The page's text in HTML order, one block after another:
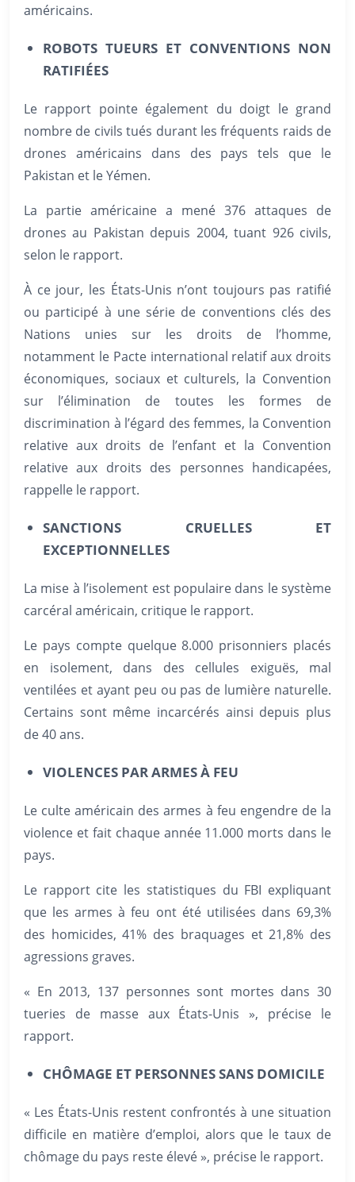
américains.
ROBOTS TUEURS ET CONVENTIONS NON
RATIFIÉES
Le rapport pointe également du doigt le grand
nombre de civils tués durant les fréquents raids de
drones américains dans des pays tels que le
Pakistan et le Yémen.
La partie américaine a mené 376 attaques de
drones au Pakistan depuis 2004, tuant 926 civils,
selon le rapport.
À ce jour, les États-Unis n’ont toujours pas ratifié
ou participé à une série de conventions clés des
Nations unies sur les droits de l’homme,
notamment le Pacte international relatif aux droits
économiques, sociaux et culturels, la Convention
sur l’élimination de toutes les formes de
discrimination à l’égard des femmes, la Convention
relative aux droits de l’enfant et la Convention
relative aux droits des personnes handicapées,
rappelle le rapport.
SANCTIONS CRUELLES ET
EXCEPTIONNELLES
La mise à l’isolement est populaire dans le système
carcéral américain, critique le rapport.
Le pays compte quelque 8.000 prisonniers placés
en isolement, dans des cellules exiguës, mal
ventilées et ayant peu ou pas de lumière naturelle.
Certains sont même incarcérés ainsi depuis plus
de 40 ans.
VIOLENCES PAR ARMES À FEU
Le culte américain des armes à feu engendre de la
violence et fait chaque année 11.000 morts dans le
pays.
Le rapport cite les statistiques du FBI expliquant
que les armes à feu ont été utilisées dans 69,3%
des homicides, 41% des braquages et 21,8% des
agressions graves.
« En 2013, 137 personnes sont mortes dans 30
tueries de masse aux États-Unis », précise le
rapport.
CHÔMAGE ET PERSONNES SANS DOMICILE
« Les États-Unis restent confrontés à une situation
difficile en matière d’emploi, alors que le taux de
chômage du pays reste élevé », précise le rapport.